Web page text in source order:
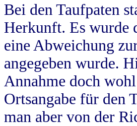
Bei den Taufpaten
Herkunft. Es wurde
eine Abweichung
angegeben wurde.
Annahme doch
Ortsangabe für den
man aber von der